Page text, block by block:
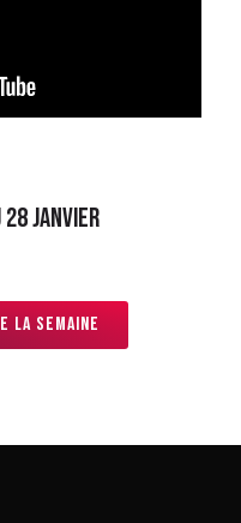
28 janvier
la semaine